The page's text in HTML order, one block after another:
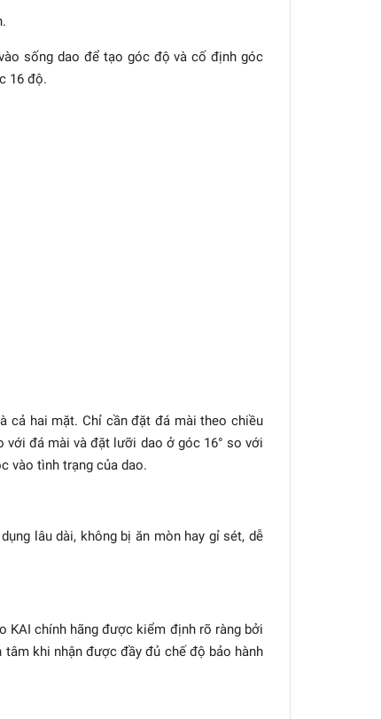
sống dao để tạo góc độ và cố định góc
16 độ.
cả hai mặt. Chỉ cần đặt đá mài theo chiều
đá mài và đặt lưỡi dao ở góc 16° so với
vào tình trạng của dao.
lâu dài, không bị ăn mòn hay gỉ sét, dễ
KAI chính hãng được kiểm định rõ ràng bởi
khi nhận được đầy đủ chế độ bảo hành